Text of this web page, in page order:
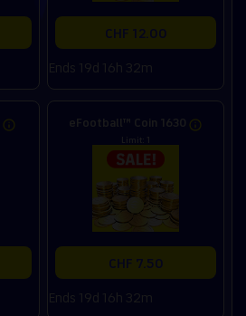
CHF 12.00
Ends 19d 16h 32m
eFootball™ Coin 1630
Limit: 1
CHF 7.50
Ends 19d 16h 32m